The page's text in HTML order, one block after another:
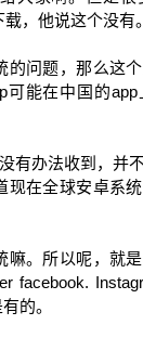
，他说这个没有。
的问题，那么这
可能在中国的
有办法收到，并
现在全球安卓系
嘛。所以呢，就
facebook.
的。